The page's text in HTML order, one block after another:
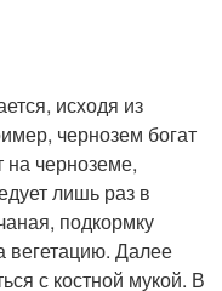
исходя из
чернозем богат
на черноземе,
лишь раз в
подкормку
вегетацию. Далее
с костной мукой. В